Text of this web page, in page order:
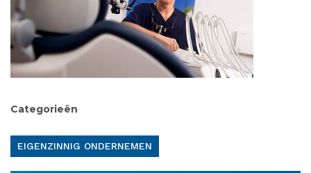
Categorieën
EIGENZINNIG ONDERNEMEN